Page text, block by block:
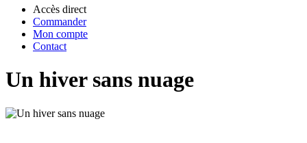
Accès direct
Commander
Mon compte
Contact
Un hiver sans nuage